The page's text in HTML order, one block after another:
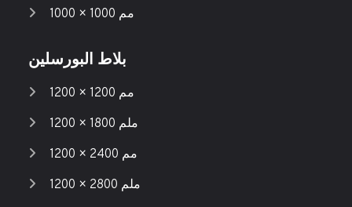
1000 × 1000 مم
بلاط البورسلين
1200 × 1200 مم
1200 × 1800 ملم
1200 × 2400 مم
1200 × 2800 ملم